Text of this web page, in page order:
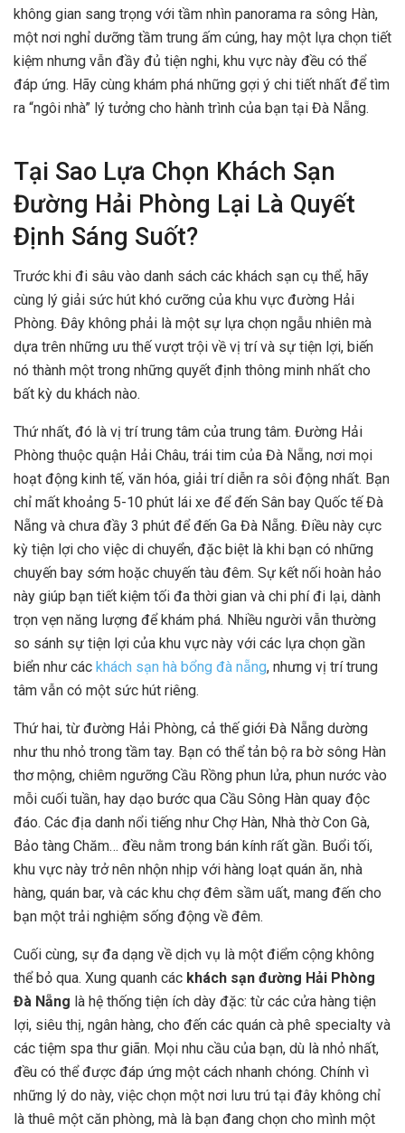
không gian sang trọng với tầm nhìn panorama ra sông Hàn,
một nơi nghỉ dưỡng tầm trung ấm cúng, hay một lựa chọn tiết
kiệm nhưng vẫn đầy đủ tiện nghi, khu vực này đều có thể
đáp ứng. Hãy cùng khám phá những gợi ý chi tiết nhất để tìm
ra “ngôi nhà” lý tưởng cho hành trình của bạn tại Đà Nẵng.
Tại Sao Lựa Chọn Khách Sạn
Đường Hải Phòng Lại Là Quyết
Định Sáng Suốt?
Trước khi đi sâu vào danh sách các khách sạn cụ thể, hãy
cùng lý giải sức hút khó cưỡng của khu vực đường Hải
Phòng. Đây không phải là một sự lựa chọn ngẫu nhiên mà
dựa trên những ưu thế vượt trội về vị trí và sự tiện lợi, biến
nó thành một trong những quyết định thông minh nhất cho
bất kỳ du khách nào.
Thứ nhất, đó là vị trí trung tâm của trung tâm. Đường Hải
Phòng thuộc quận Hải Châu, trái tim của Đà Nẵng, nơi mọi
hoạt động kinh tế, văn hóa, giải trí diễn ra sôi động nhất. Bạn
chỉ mất khoảng 5-10 phút lái xe để đến Sân bay Quốc tế Đà
Nẵng và chưa đầy 3 phút để đến Ga Đà Nẵng. Điều này cực
kỳ tiện lợi cho việc di chuyển, đặc biệt là khi bạn có những
chuyến bay sớm hoặc chuyến tàu đêm. Sự kết nối hoàn hảo
này giúp bạn tiết kiệm tối đa thời gian và chi phí đi lại, dành
trọn vẹn năng lượng để khám phá. Nhiều người vẫn thường
so sánh sự tiện lợi của khu vực này với các lựa chọn gần
biển như các khách sạn hà bổng đà nẵng, nhưng vị trí trung
tâm vẫn có một sức hút riêng.
Thứ hai, từ đường Hải Phòng, cả thế giới Đà Nẵng dường
như thu nhỏ trong tầm tay. Bạn có thể tản bộ ra bờ sông Hàn
thơ mộng, chiêm ngưỡng Cầu Rồng phun lửa, phun nước vào
mỗi cuối tuần, hay dạo bước qua Cầu Sông Hàn quay độc
đáo. Các địa danh nổi tiếng như Chợ Hàn, Nhà thờ Con Gà,
Bảo tàng Chăm… đều nằm trong bán kính rất gần. Buổi tối,
khu vực này trở nên nhộn nhịp với hàng loạt quán ăn, nhà
hàng, quán bar, và các khu chợ đêm sầm uất, mang đến cho
bạn một trải nghiệm sống động về đêm.
Cuối cùng, sự đa dạng về dịch vụ là một điểm cộng không
thể bỏ qua. Xung quanh các khách sạn đường Hải Phòng
Đà Nẵng là hệ thống tiện ích dày đặc: từ các cửa hàng tiện
lợi, siêu thị, ngân hàng, cho đến các quán cà phê specialty và
các tiệm spa thư giãn. Mọi nhu cầu của bạn, dù là nhỏ nhất,
đều có thể được đáp ứng một cách nhanh chóng. Chính vì
những lý do này, việc chọn một nơi lưu trú tại đây không chỉ
là thuê một căn phòng, mà là bạn đang chọn cho mình một